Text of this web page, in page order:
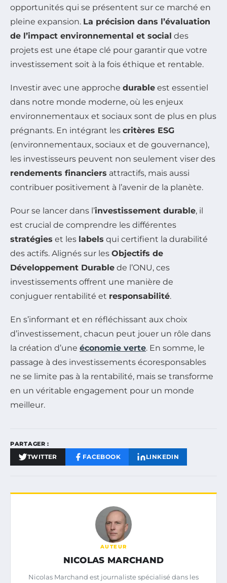
opportunités qui se présentent sur ce marché en
pleine expansion. La précision dans l’évaluation
de l’impact environnemental et social des
projets est une étape clé pour garantir que votre
investissement soit à la fois éthique et rentable.
Investir avec une approche durable est essentiel
dans notre monde moderne, où les enjeux
environnementaux et sociaux sont de plus en plus
prégnants. En intégrant les critères ESG
(environnementaux, sociaux et de gouvernance),
les investisseurs peuvent non seulement viser des
rendements financiers attractifs, mais aussi
contribuer positivement à l’avenir de la planète.
Pour se lancer dans l’investissement durable, il
est crucial de comprendre les différentes
stratégies et les labels qui certifient la durabilité
des actifs. Alignés sur les Objectifs de
Développement Durable de l’ONU, ces
investissements offrent une manière de
conjuguer rentabilité et responsabilité.
En s’informant et en réfléchissant aux choix
d’investissement, chacun peut jouer un rôle dans
la création d’une économie verte. En somme, le
passage à des investissements écoresponsables
ne se limite pas à la rentabilité, mais se transforme
en un véritable engagement pour un monde
meilleur.
PARTAGER :
TWITTER FACEBOOK LINKEDIN
AUTEUR
NICOLAS MARCHAND
Nicolas Marchand est journaliste spécialisé dans les